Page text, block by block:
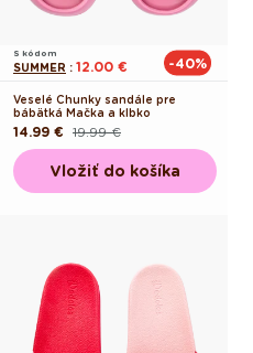
S kódom
SUMMER : 12.00 € -40%
Veselé Chunky sandále pre
bábätká Mačka a klbko
Pôvodná
cena
19.99 €
Akciová
cena
14.99 €
Vložiť do košíka